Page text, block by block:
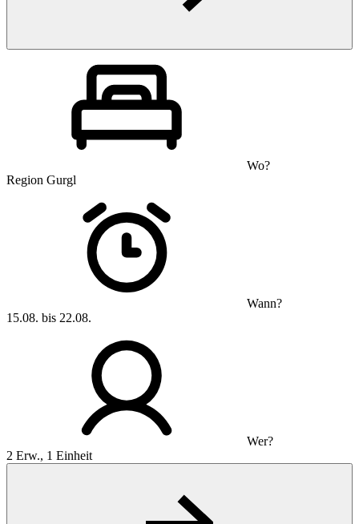
Wo?
Region Gurgl
Wann?
15.08. bis 22.08.
Wer?
2 Erw., 1 Einheit